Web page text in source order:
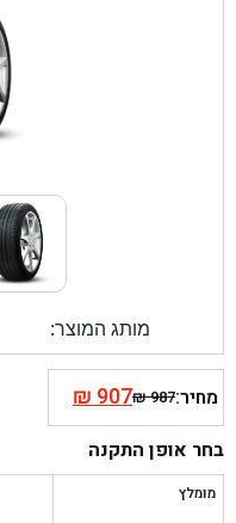
מותג המוצר:
מחיר: ₪987
המחיר
המקורי
היה:
₪907המחיר
הנוכחי
הוא:
בחר אופן התקנה
מומלץ